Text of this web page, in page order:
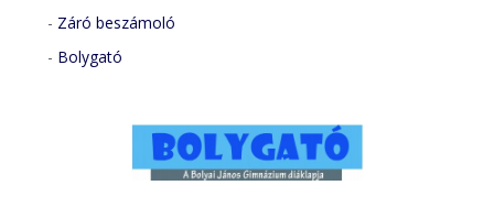
- Záró beszámoló
- Bolygató